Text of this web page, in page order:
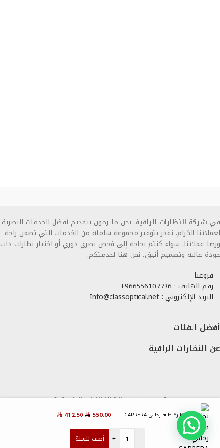
في شركة النظارات الراقية، نحن ملتزمون بتقديم أفضل الخدمات البصرية
لعملائنا الكرام. نفخر بتوفير مجموعة شاملة من الخدمات التي تضمن راحة
ورضا عملائنا. سواء كنتم بحاجة إلى فحص بصري دوري أو اختيار نظارات ذات
جودة عالية وتصميم أنيق، نحن هنا لخدمتكم.
فروعنا
رقم الهاتف : 966556107736+
البريد الإلكتروني : Info@classoptical.net
أفضل الفئات
عن النظارات الراقية
جميع الحقوق محفوظة,النظارات الراقية © 2024
نظارة طبية رجالي CARRERA ⃁550.00
⃁ 412.50
-
+ أضف للسلة